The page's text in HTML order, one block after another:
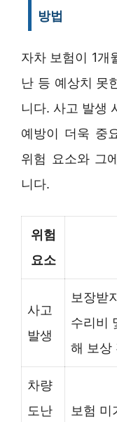
방법
자차 보험이 1개
난 등 예상치 못
니다. 사고 발생
예방이 더욱 중
위험 요소와 그
니다.
위험
요소
사고
발생
보장받
수리비
해 보상
차량
도난
보험 미